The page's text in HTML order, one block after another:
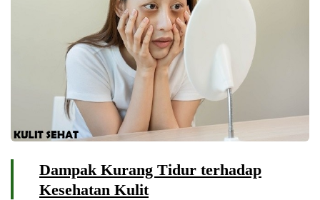
Dampak Kurang Tidur terhadap
Kesehatan Kulit